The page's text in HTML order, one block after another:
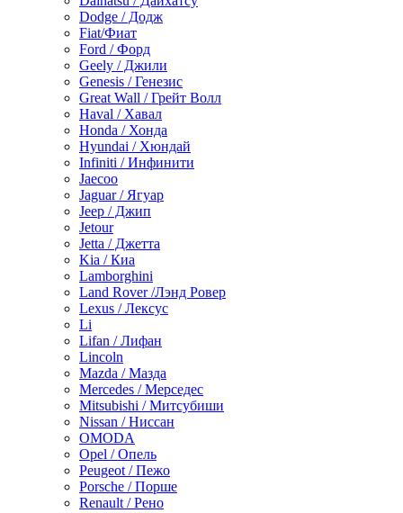
Dodge / Додж
Fiat/Фиат
Ford / Форд
Geely / Джили
Genesis / Генезис
Great Wall / Грейт Волл
Haval / Хавал
Honda / Хонда
Hyundai / Хюндай
Infiniti / Инфинити
Jaecoo
Jaguar / Ягуар
Jeep / Джип
Jetour
Jetta / Джетта
Kia / Киа
Lamborghini
Land Rover /Лэнд Ровер
Lexus / Лексус
Li
Lifan / Лифан
Lincoln
Mazda / Мазда
Mercedes / Мерседес
Mitsubishi / Митсубиши
Nissan / Ниссан
OMODA
Opel / Опель
Peugeot / Пежо
Porsche / Порше
Renault / Рено